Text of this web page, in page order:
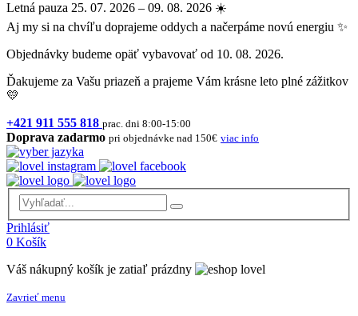
Letná pauza 25. 07. 2026 – 09. 08. 2026 ☀️
Aj my si na chvíľu doprajeme oddych a načerpáme novú energiu ✨
Objednávky budeme opäť vybavovať od 10. 08. 2026.
Ďakujeme za Vašu priazeň a prajeme Vám krásne leto plné zážitkov
💛
+421 911 555 818 prac. dni 8:00-15:00
Doprava zadarmo pri objednávke nad 150€ viac info
Prihlásiť
0 Košík
Váš nákupný košík je zatiaľ prázdny
Zavrieť menu